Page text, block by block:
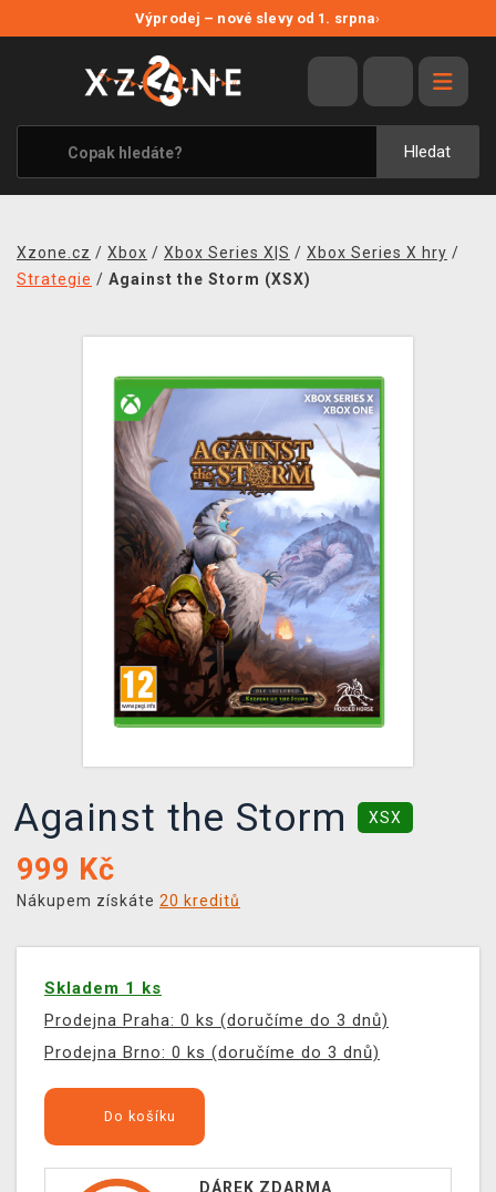
Výprodej – nové slevy od 1. srpna›
Hledat
VÝPRODEJ
VIDEOHRY
XZONE ORIGINALS
TÉMATIKY
MERCHANDISE
PRODEJNY
XZONE KLUB
TCG & BOARDGAME HUB
VÝKUP HER (BAZAR)
Xzone.cz / Xbox / Xbox Series X|S / Xbox Series X hry /
Strategie / Against the Storm (XSX)
Against the Storm XSX
999 Kč
Nákupem získáte 20 kreditů
Skladem 1 ks
Prodejna Praha: 0 ks (doručíme do 3 dnů)
Prodejna Brno: 0 ks (doručíme do 3 dnů)
Do košíku
DÁREK ZDARMA